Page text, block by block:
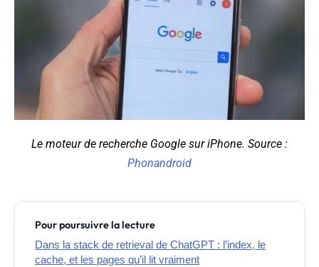
Le moteur de recherche Google sur iPhone. Source :
Phonandroid
Pour poursuivre la lecture
Dans la stack de retrieval de ChatGPT : l’index, le
cache, et les pages qu’il lit vraiment